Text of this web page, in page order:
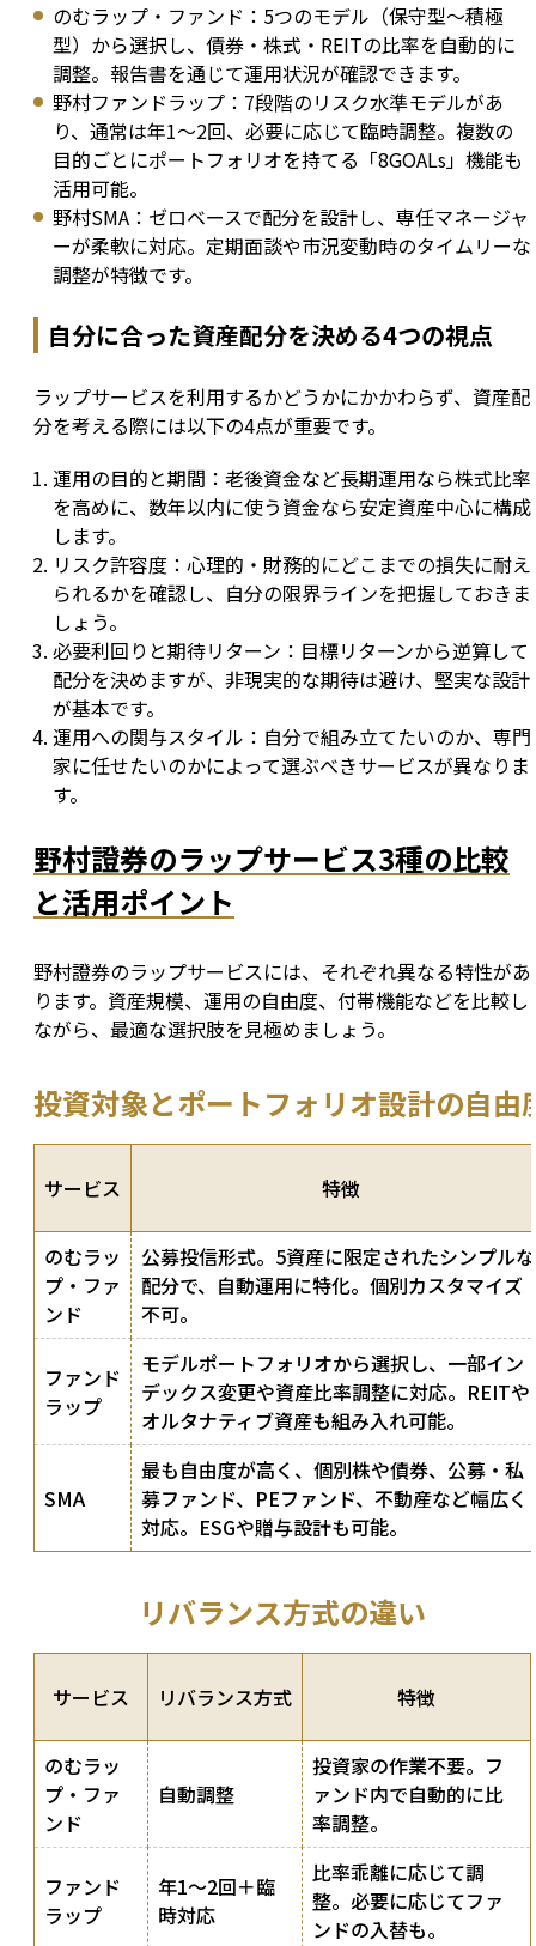
のむラップ・ファンド：5つのモデル（保守型〜積極
型）から選択し、債券・株式・REITの比率を自動的に
調整。報告書を通じて運用状況が確認できます。
野村ファンドラップ：7段階のリスク水準モデルがあ
り、通常は年1〜2回、必要に応じて臨時調整。複数の
目的ごとにポートフォリオを持てる「8GOALs」機能も
活用可能。
野村SMA：ゼロベースで配分を設計し、専任マネージャ
ーが柔軟に対応。定期面談や市況変動時のタイムリーな
調整が特徴です。
自分に合った資産配分を決める4つの視点
ラップサービスを利用するかどうかにかかわらず、資産配
分を考える際には以下の4点が重要です。
運用の目的と期間：老後資金など長期運用なら株式比率
を高めに、数年以内に使う資金なら安定資産中心に構成
します。
リスク許容度：心理的・財務的にどこまでの損失に耐え
られるかを確認し、自分の限界ラインを把握しておきま
しょう。
必要利回りと期待リターン：目標リターンから逆算して
配分を決めますが、非現実的な期待は避け、堅実な設計
が基本です。
運用への関与スタイル：自分で組み立てたいのか、専門
家に任せたいのかによって選ぶべきサービスが異なりま
す。
野村證券のラップサービス3種の比較
と活用ポイント
野村證券のラップサービスには、それぞれ異なる特性があ
ります。資産規模、運用の自由度、付帯機能などを比較し
ながら、最適な選択肢を見極めましょう。
サービス 特徴
のむラッ
プ・ファ
ンド
公募投信形式。5資産に限定されたシンプルな
配分で、自動運用に特化。個別カスタマイズ
不可。
ファンド
ラップ
モデルポートフォリオから選択し、一部イン
デックス変更や資産比率調整に対応。REITや
オルタナティブ資産も組み入れ可能。
SMA
最も自由度が高く、個別株や債券、公募・私
募ファンド、PEファンド、不動産など幅広く
対応。ESGや贈与設計も可能。
投資対象とポートフォリオ設計の自由
サービス リバランス方式 特徴
のむラッ
プ・ファ
ンド
自動調整
投資家の作業不要。フ
ァンド内で自動的に比
率調整。
ファンド
ラップ
年1〜2回＋臨
時対応
比率乖離に応じて調
整。必要に応じてファ
ンドの入替も。
リバランス方式の違い